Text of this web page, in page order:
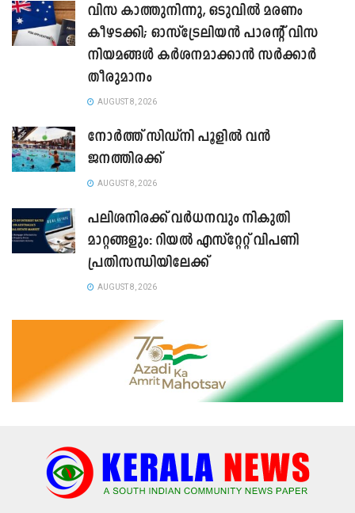
വിസ കാത്തുനിന്നു, ഒടുവിൽ മരണം
കീഴടക്കി; ഓസ്‌ട്രേലിയൻ പാരന്റ് വിസ
നിയമങ്ങൾ കർശനമാക്കാൻ സർക്കാർ
തീരുമാനം
AUGUST 8, 2026
നോർത്ത് സിഡ്നി പൂളിൽ വൻ
ജനത്തിരക്ക്
AUGUST 8, 2026
പലിശനിരക്ക് വർധനവും നികുതി
മാറ്റങ്ങളും: റിയൽ എസ്റ്റേറ്റ് വിപണി
പ്രതിസന്ധിയിലേക്ക്
AUGUST 8, 2026